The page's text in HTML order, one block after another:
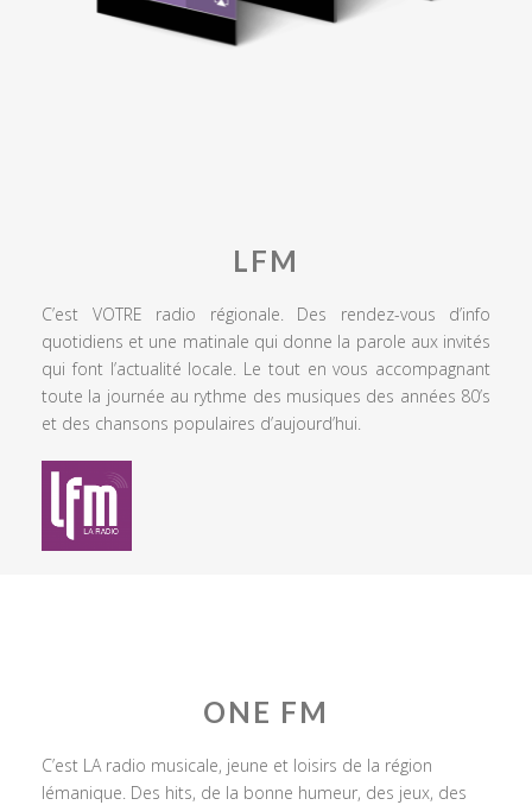
LFM
C’est VOTRE radio régionale. Des rendez-vous d’info
quotidiens et une matinale qui donne la parole aux invités
qui font l’actualité locale. Le tout en vous accompagnant
toute la journée au rythme des musiques des années 80’s
et des chansons populaires d’aujourd’hui.
ONE FM
C’est LA radio musicale, jeune et loisirs de la région
lémanique. Des hits, de la bonne humeur, des jeux, des